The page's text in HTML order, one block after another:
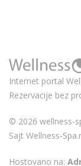
Internet portal
Rezervacije bez
© 2026 wellness-
Sajt Wellness-
Hostovano na: